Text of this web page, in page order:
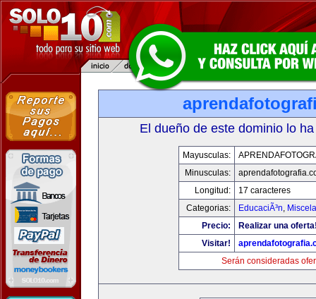
El dueño de este dominio lo
Mayusculas:
Minusculas:
Longitud:
17 caracteres
Categorias:
EducaciÃ³n,
Precio:
Realizar una
Visitar!
Serán consideradas